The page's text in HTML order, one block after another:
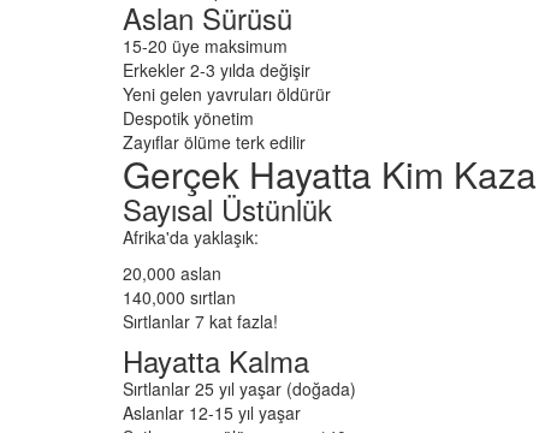
Aslan Sürüsü
15-20 üye maksimum
Erkekler 2-3 yılda değişir
Yeni gelen yavruları öldürür
Despotik yönetim
Zayıflar ölüme terk edilir
Gerçek Hayatta Kim
Sayısal Üstünlük
Afrika'da yaklaşık:
20,000 aslan
140,000 sırtlan
Sırtlanlar 7 kat fazla!
Hayatta Kalma
Sırtlanlar 25 yıl yaşar (doğada)
Aslanlar 12-15 yıl yaşar